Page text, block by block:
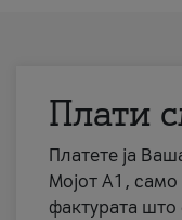
Плати
Платете ја
Мојот А1, само
фактурата што